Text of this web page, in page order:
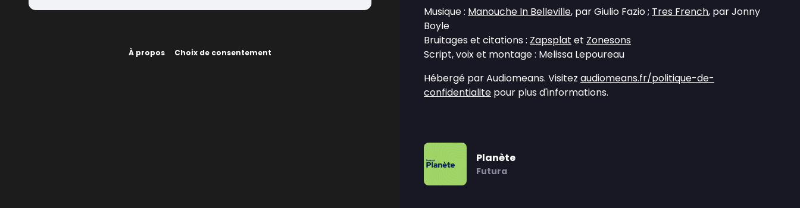
À propos Choix de consentement
Musique : Manouche In Belleville, par Giulio Fazio ; Tres French, par Jonny
Boyle
Bruitages et citations : Zapsplat et Zonesons
Script, voix et montage : Melissa Lepoureau
Hébergé par Audiomeans. Visitez audiomeans.fr/politique-de-
confidentialite pour plus d'informations.
Planète
Futura